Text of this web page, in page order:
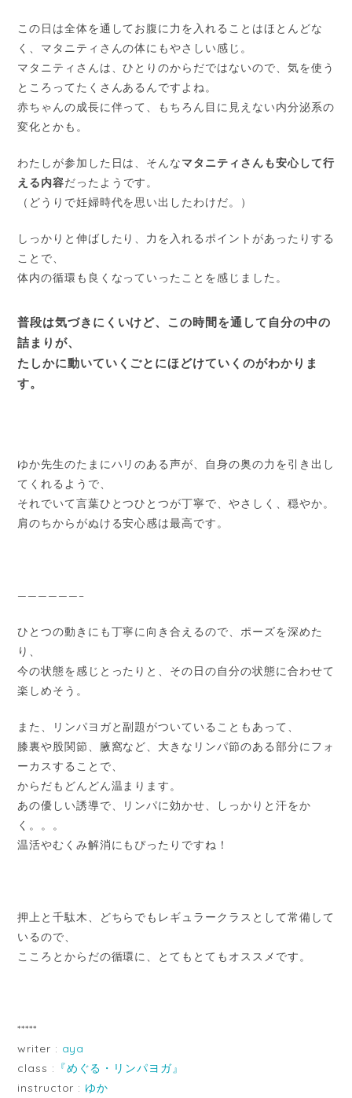
この日は全体を通してお腹に力を入れることはほとんどな
く、マタニティさんの体にもやさしい感じ。
マタニティさんは、ひとりのからだではないので、気を使う
ところってたくさんあるんですよね。
赤ちゃんの成長に伴って、もちろん目に見えない内分泌系の
変化とかも。
わたしが参加した日は、そんなマタニティさんも安心して行
える内容だったようです。
（どうりで妊婦時代を思い出したわけだ。）
しっかりと伸ばしたり、力を入れるポイントがあったりする
ことで、
体内の循環も良くなっていったことを感じました。
普段は気づきにくいけど、この時間を通して自分の中の
詰まりが、
たしかに動いていくごとにほどけていくのがわかりま
す。
ゆか先生のたまにハリのある声が、自身の奥の力を引き出し
てくれるようで、
それでいて言葉ひとつひとつが丁寧で、やさしく、穏やか。
肩のちからがぬける安心感は最高です。
——————–
ひとつの動きにも丁寧に向き合えるので、ポーズを深めた
り、
今の状態を感じとったりと、その日の自分の状態に合わせて
楽しめそう。
また、リンパヨガと副題がついていることもあって、
膝裏や股関節、腋窩など、大きなリンパ節のある部分にフォ
ーカスすることで、
からだもどんどん温まります。
あの優しい誘導で、リンパに効かせ、しっかりと汗をか
く。。。
温活やむくみ解消にもぴったりですね！
押上と千駄木、どちらでもレギュラークラスとして常備して
いるので、
こころとからだの循環に、とてもとてもオススメです。
*****
writer : aya
class : 『めぐる・リンパヨガ』
instructor : ゆか